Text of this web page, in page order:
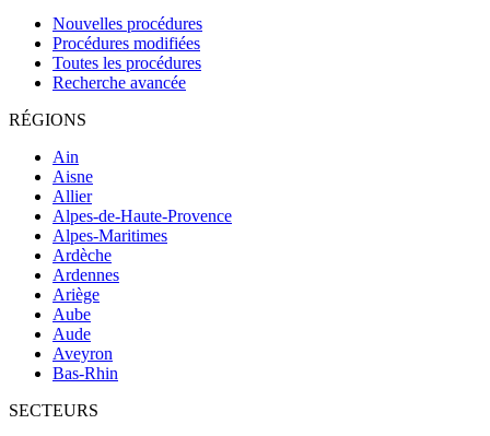
Nouvelles procédures
Procédures modifiées
Toutes les procédures
Recherche avancée
RÉGIONS
Ain
Aisne
Allier
Alpes-de-Haute-Provence
Alpes-Maritimes
Ardèche
Ardennes
Ariège
Aube
Aude
Aveyron
Bas-Rhin
SECTEURS